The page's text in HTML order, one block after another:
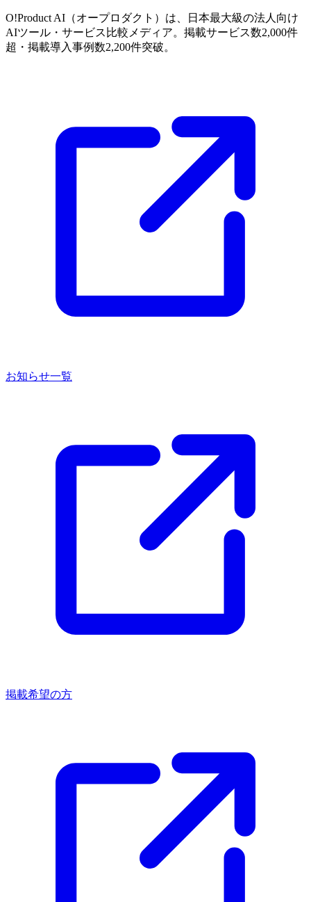
O!Product AI（オープロダクト）は、日本最大級の法人向け
AIツール・サービス比較メディア。掲載サービス数2,000件
超・掲載導入事例数2,200件突破。
お知らせ一覧
掲載希望の方